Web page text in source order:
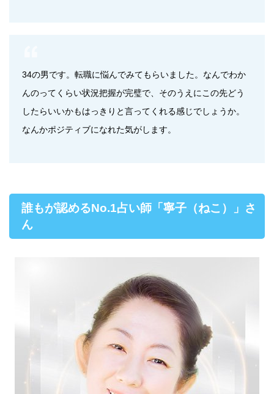
34の男です。転職に悩んでみてもらいました。なんでわか
んのってくらい状況把握が完璧で、そのうえにこの先どう
したらいいかもはっきりと言ってくれる感じでしょうか。
なんかポジティブになれた気がします。
誰もが認めるNo.1占い師「寧子（ねこ）」さ
ん